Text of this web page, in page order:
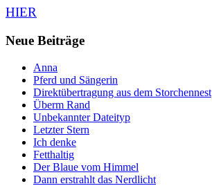
HIER
Neue Beiträge
Anna
Pferd und Sängerin
Direktübertragung aus dem Storchennest
Überm Rand
Unbekannter Dateityp
Letzter Stern
Ich denke
Fetthaltig
Der Blaue vom Himmel
Dann erstrahlt das Nerdlicht